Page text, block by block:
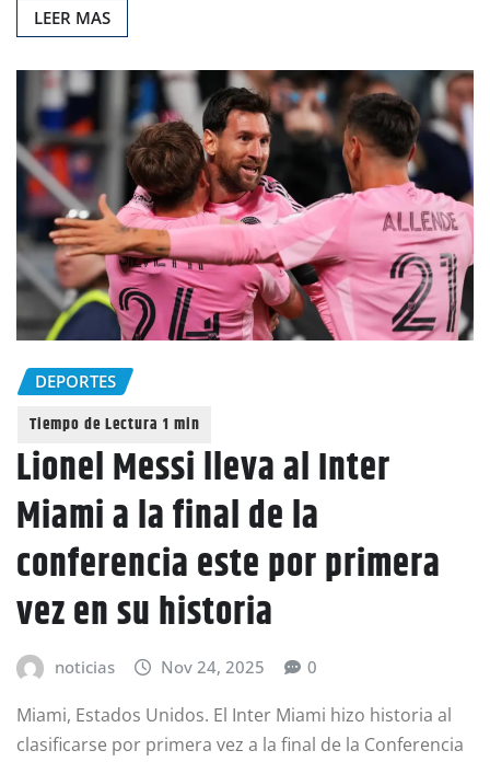
LEER MAS
DEPORTES
Lionel Messi lleva al Inter
Miami a la final de la
conferencia este por primera
vez en su historia
noticias Nov 24, 2025 0
Miami, Estados Unidos. El Inter Miami hizo historia al
clasificarse por primera vez a la final de la Conferencia